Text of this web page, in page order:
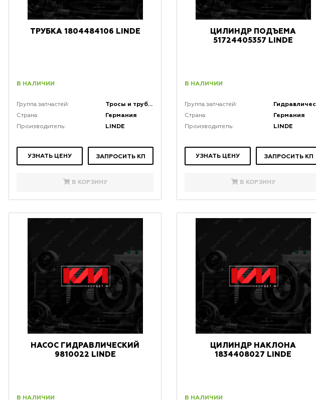
ТРУБКА 1804484106 LINDE
В НАЛИЧИИ
Группа запчастей: Тросы и трубки
Страна: Германия
Производитель: LINDE
УЗНАТЬ ЦЕНУ ЗАПРОСИТЬ КП
В КОРЗИНУ
ЦИЛИНДР ПОДЪЕМА
51724405357 LINDE
В НАЛИЧИИ
Группа запчастей:
Страна: Германия
Производитель: LINDE
УЗНАТЬ ЦЕНУ ЗАПРОСИТЬ КП
В КОРЗИНУ
НАСОС ГИДРАВЛИЧЕСКИЙ
9810022 LINDE
В НАЛИЧИИ
ЦИЛИНДР НАКЛОНА
1834408027 LINDE
В НАЛИЧИИ